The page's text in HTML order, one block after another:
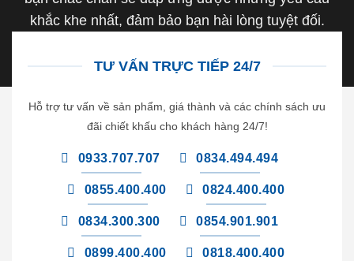
khắc khe nhất, đảm bảo bạn hài lòng tuyệt đối.
TƯ VẤN TRỰC TIẾP 24/7
Hỗ trợ tư vấn về sản phẩm, giá thành và các chính sách ưu
đãi chiết khấu cho khách hàng 24/7!
0933.707.707 0834.494.494
0855.400.400 0824.400.400
0834.300.300 0854.901.901
0899.400.400 0818.400.400